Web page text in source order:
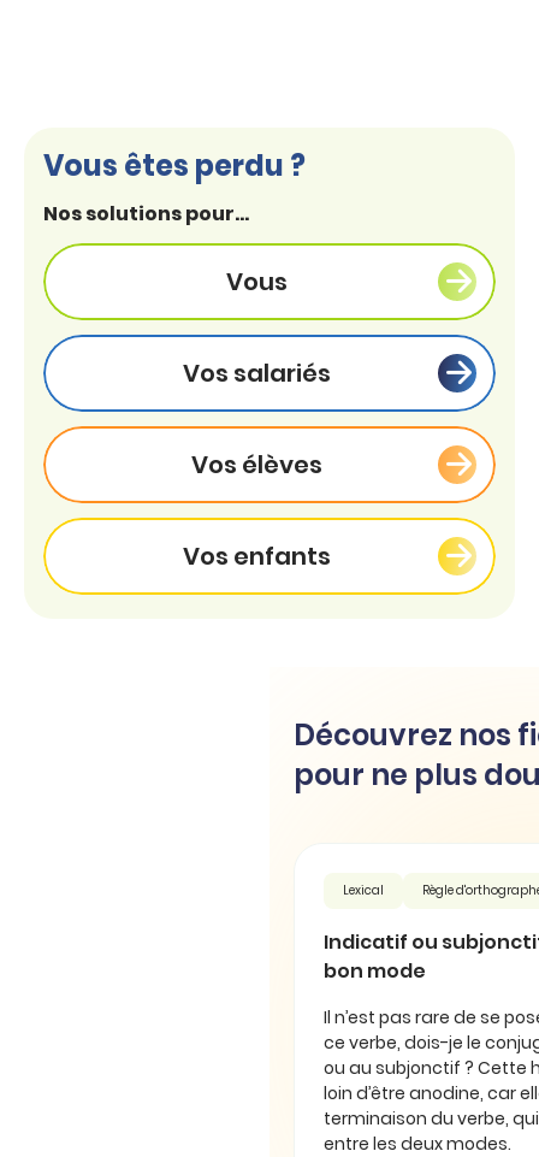
Vous êtes perdu ?
Nos solutions pour...
Vous
Vos salariés
Vos élèves
Vos enfants
Découvrez nos
pour ne plus
Lexical Règle
Indicatif ou
bon mode
Il n’est pas rare de se
ce verbe, dois-je le
ou au subjonctif ? Cette
loin d’être anodine, car
terminaison du verbe,
entre les deux modes.